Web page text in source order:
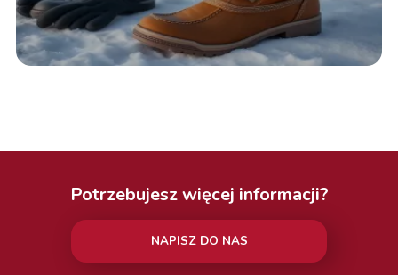
Potrzebujesz więcej informacji?
NAPISZ DO NAS